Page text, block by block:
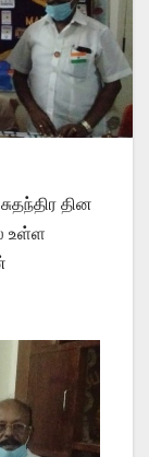
தின
உள்ள